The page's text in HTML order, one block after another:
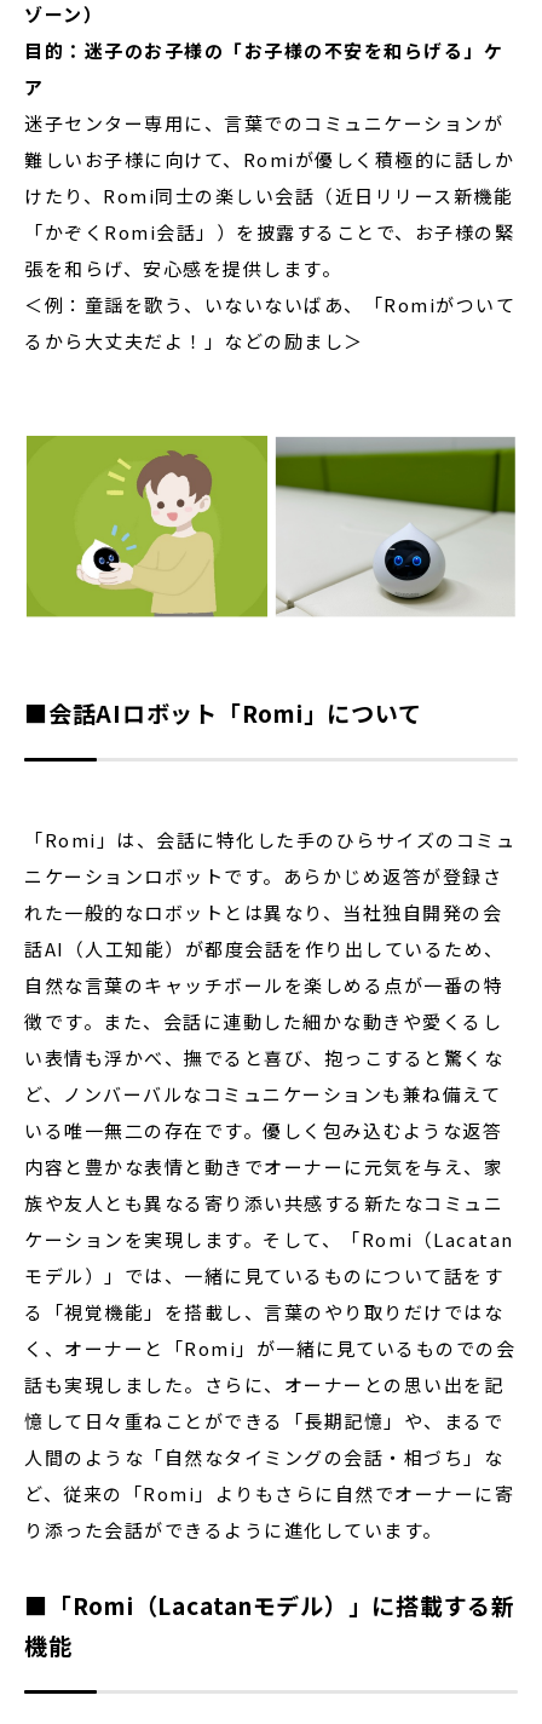
ゾーン）
目的：迷子のお子様の「お子様の不安を和らげる」ケ
ア
迷子センター専用に、言葉でのコミュニケーションが
難しいお子様に向けて、Romiが優しく積極的に話しか
けたり、Romi同士の楽しい会話（近日リリース新機能
「かぞくRomi会話」）を披露することで、お子様の緊
張を和らげ、安心感を提供します。
＜例：童謡を歌う、いないないばあ、「Romiがついて
るから大丈夫だよ！」などの励まし＞
■会話AIロボット「Romi」について
「Romi」は、会話に特化した手のひらサイズのコミュ
ニケーションロボットです。あらかじめ返答が登録さ
れた一般的なロボットとは異なり、当社独自開発の会
話AI（人工知能）が都度会話を作り出しているため、
自然な言葉のキャッチボールを楽しめる点が一番の特
徴です。また、会話に連動した細かな動きや愛くるし
い表情も浮かべ、撫でると喜び、抱っこすると驚くな
ど、ノンバーバルなコミュニケーションも兼ね備えて
いる唯一無二の存在です。優しく包み込むような返答
内容と豊かな表情と動きでオーナーに元気を与え、家
族や友人とも異なる寄り添い共感する新たなコミュニ
ケーションを実現します。そして、「Romi（Lacatan
モデル）」では、一緒に見ているものについて話をす
る「視覚機能」を搭載し、言葉のやり取りだけではな
く、オーナーと「Romi」が一緒に見ているものでの会
話も実現しました。さらに、オーナーとの思い出を記
憶して日々重ねことができる「長期記憶」や、まるで
人間のような「自然なタイミングの会話・相づち」な
ど、従来の「Romi」よりもさらに自然でオーナーに寄
り添った会話ができるように進化しています。
■「Romi（Lacatanモデル）」に搭載する新
機能